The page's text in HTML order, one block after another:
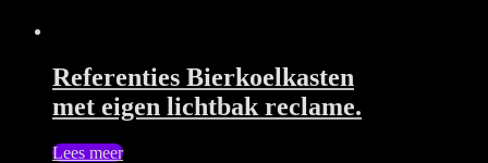
Referenties Bierkoelkasten
met eigen lichtbak reclame.
Lees meer